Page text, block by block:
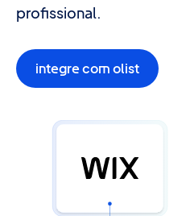
profissional.
integre com olist